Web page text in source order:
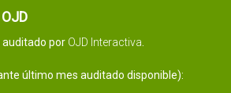
auditado por OJD Interactiva
último mes auditado disponible):